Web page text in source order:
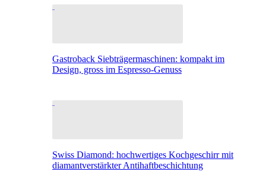
Gastroback Siebträgermaschinen: kompakt im
Design, gross im Espresso-Genuss
Swiss Diamond: hochwertiges Kochgeschirr mit
diamantverstärkter Antihaftbeschichtung